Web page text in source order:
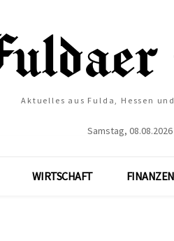
Aktuelles aus Fulda, Hessen
Samstag, 08.08.2026
WIRTSCHAFT FINANZEN